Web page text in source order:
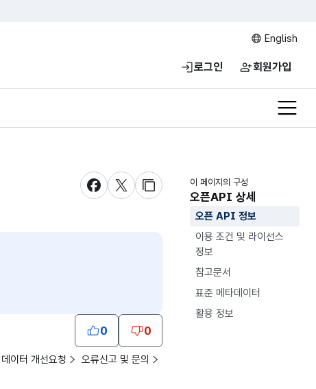
English
로그인 회원가입
전체
새창 열림새창 열림새창 열림
0 0
이 페이지의 구성
오픈API 상세
오픈 API 정보
이용 조건 및 라이선스
정보
참고문서
표준 메타데이터
활용 정보
데이터 개선요청 오류신고 및 문의